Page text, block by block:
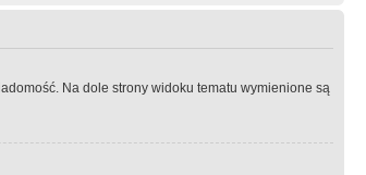
Na dole strony widoku tematu wymienione są